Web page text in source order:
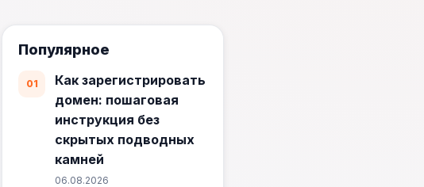
Популярное
Как зарегистрировать
домен: пошаговая
инструкция без
скрытых подводных
камней
06.08.2026